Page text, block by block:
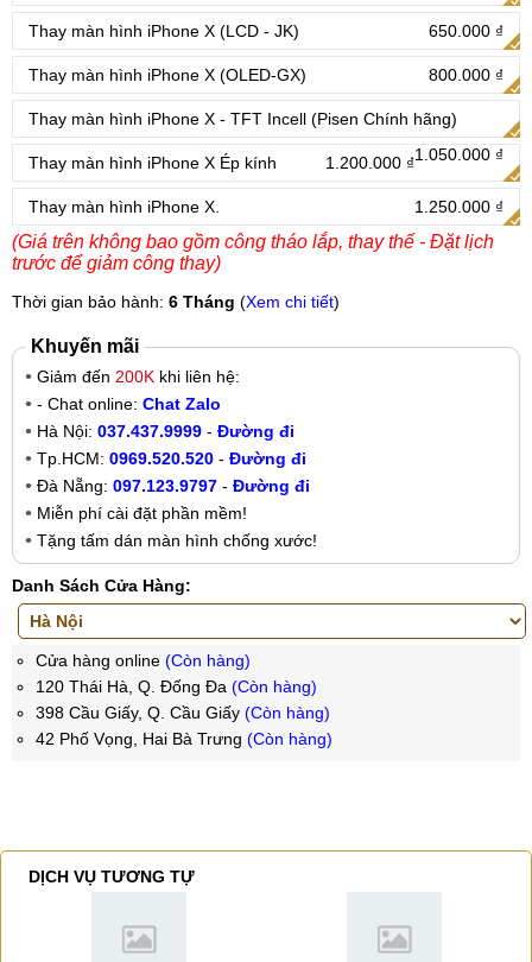
Thay màn hình iPhone X (LCD - JK) 650.000 ₫
Thay màn hình iPhone X (OLED-GX) 800.000 ₫
Thay màn hình iPhone X - TFT Incell (Pisen Chính hãng)
1.050.000 ₫
Thay màn hình iPhone X Ép kính 1.200.000 ₫
Thay màn hình iPhone X. 1.250.000 ₫
(Giá trên không bao gồm công tháo lắp, thay thế - Đặt lịch
trước để giảm công thay)
Thời gian bảo hành: 6 Tháng (Xem chi tiết)
Khuyến mãi
Giảm đến 200K khi liên hệ:
- Chat online: Chat Zalo
Hà Nội: 037.437.9999 - Đường đi
Tp.HCM: 0969.520.520 - Đường đi
Đà Nẵng: 097.123.9797 - Đường đi
Miễn phí cài đặt phần mềm!
Tặng tấm dán màn hình chống xước!
Danh Sách Cửa Hàng:
Cửa hàng online (Còn hàng)
120 Thái Hà, Q. Đống Đa (Còn hàng)
398 Cầu Giấy, Q. Cầu Giấy (Còn hàng)
42 Phố Vọng, Hai Bà Trưng (Còn hàng)
DỊCH VỤ TƯƠNG TỰ